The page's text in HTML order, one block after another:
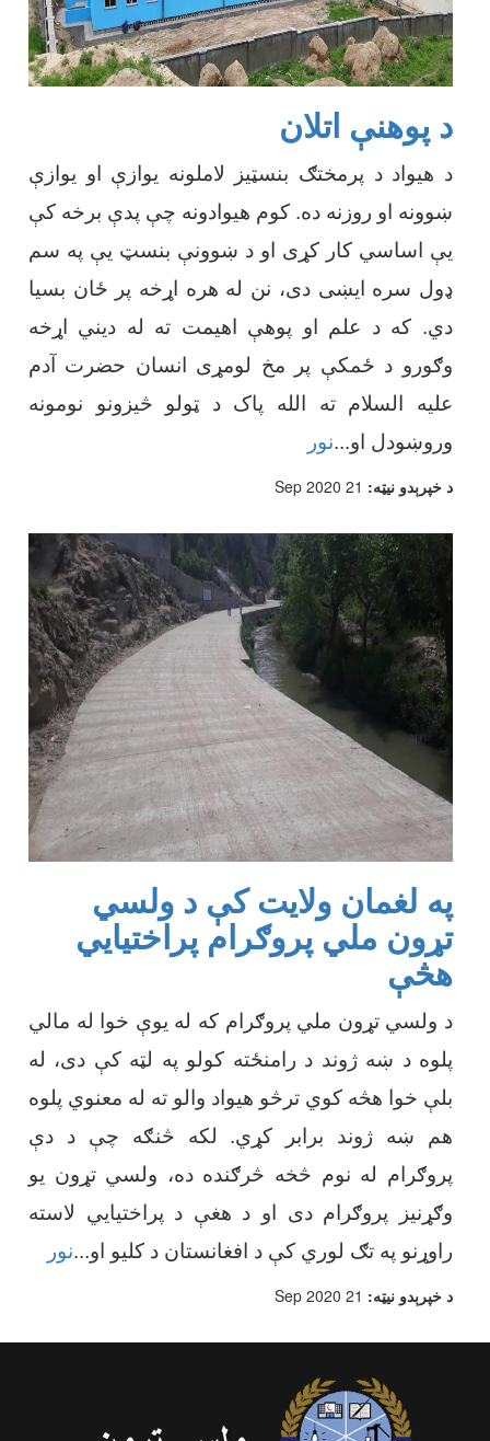
د پوهنې اتلان
د هیواد د پرمختګ بنسټیز لاملونه یوازې او یوازې
ښوونه او روزنه ده. کوم هیوادونه چې پدې برخه کې
یې اساسي کار کړی او د ښوونې بنسټ یې په سم
ډول سره ایښی دی، نن له هره اړخه پر ځان بسیا
دي. که د علم او پوهې اهیمت ته له دیني اړخه
وګورو د ځمکې پر مخ لومړی انسان حضرت آدم
علیه السلام ته الله پاک د ټولو څیزونو نومونه
وروښودل او...نور
د خپرېدو نیټه:21 Sep 2020
په لغمان ولایت کې د ولسي
تړون ملي پروګرام پراختیایي
هڅې
د ولسي تړون ملي پروګرام که له یوې خوا له مالي
پلوه د ښه ژوند د رامنځته کولو په لټه کې دی، له
بلې خوا هڅه کوي ترڅو هیواد والو ته له معنوي پلوه
هم ښه ژوند برابر کړي. لکه څنګه چې د دې
پروګرام له نوم څخه څرګنده ده، ولسي تړون یو
وګړنیز پروګرام دی او د هغې د پراختیایي لاسته
راوړنو په تګ لوري کې د افغانستان د کلیو او...نور
د خپرېدو نیټه:21 Sep 2020